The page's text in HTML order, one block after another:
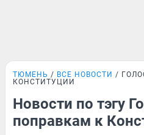
ТЮМЕНЬ ВСЕ НОВОСТИ
КОНСТИТУЦИИ
Новости по тэгу
поправкам к